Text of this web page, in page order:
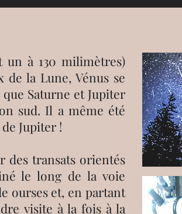
un à 130 milimètres)
de la Lune, Vénus se
Saturne et Jupiter
sud. Il a même été
Jupiter !
des transats orientés
le long de la voie
ourses et, en partant
visite à la fois à la